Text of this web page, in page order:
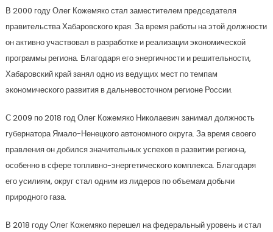
В 2000 году Олег Кожемяко стал заместителем председателя
правительства Хабаровского края. За время работы на этой должности
он активно участвовал в разработке и реализации экономической
программы региона. Благодаря его энергичности и решительности,
Хабаровский край занял одно из ведущих мест по темпам
экономического развития в дальневосточном регионе России.
С 2009 по 2018 год Олег Кожемяко Николаевич занимал должность
губернатора Ямало-Ненецкого автономного округа. За время своего
правления он добился значительных успехов в развитии региона,
особенно в сфере топливно-энергетического комплекса. Благодаря
его усилиям, округ стал одним из лидеров по объемам добычи
природного газа.
В 2018 году Олег Кожемяко перешел на федеральный уровень и стал